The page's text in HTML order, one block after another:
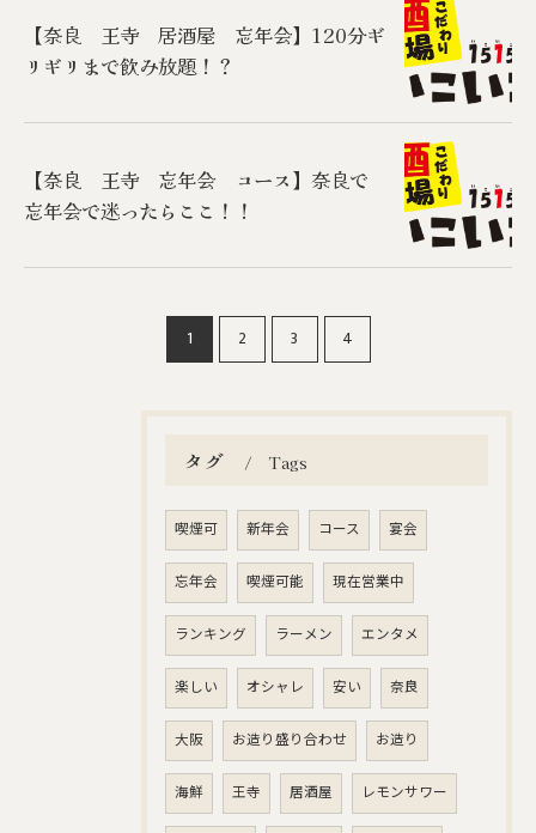
【奈良 王寺 居酒屋 忘年会】120分ギ
リギリまで飲み放題！？
【奈良 王寺 忘年会 コース】奈良で
忘年会で迷ったらここ！！
1 2 3 4
タグ Tags
喫煙可 新年会 コース 宴会
忘年会 喫煙可能 現在営業中
ランキング ラーメン エンタメ
楽しい オシャレ 安い 奈良
大阪 お造り盛り合わせ お造り
海鮮 王寺 居酒屋 レモンサワー
ご予約はこちら